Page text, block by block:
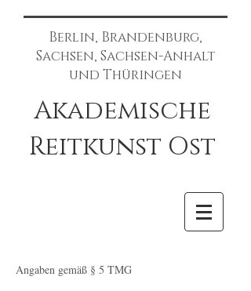
Berlin, Brandenburg,
Sachsen, Sachsen-Anhalt
und Thüringen
Akademische
Reitkunst Ost
Angaben gemäß § 5 TMG